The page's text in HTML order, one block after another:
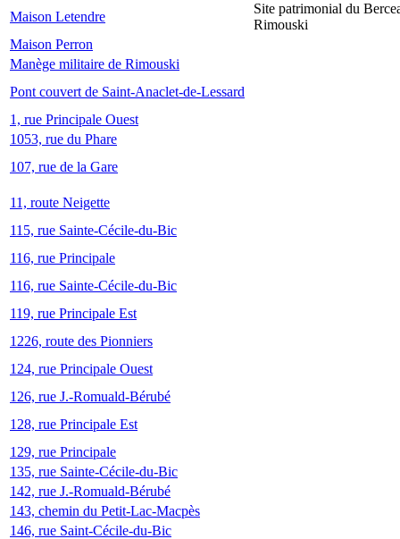
Maison Letendre
Site patrimonial du
Rimouski
Maison Perron
Manège militaire de Rimouski
Pont couvert de Saint-Anaclet-de-Lessard
1, rue Principale Ouest
1053, rue du Phare
107, rue de la Gare
11, route Neigette
115, rue Sainte-Cécile-du-Bic
116, rue Principale
116, rue Sainte-Cécile-du-Bic
119, rue Principale Est
1226, route des Pionniers
124, rue Principale Ouest
126, rue J.-Romuald-Bérubé
128, rue Principale Est
129, rue Principale
135, rue Sainte-Cécile-du-Bic
142, rue J.-Romuald-Bérubé
143, chemin du Petit-Lac-Macpès
146, rue Saint-Cécile-du-Bic